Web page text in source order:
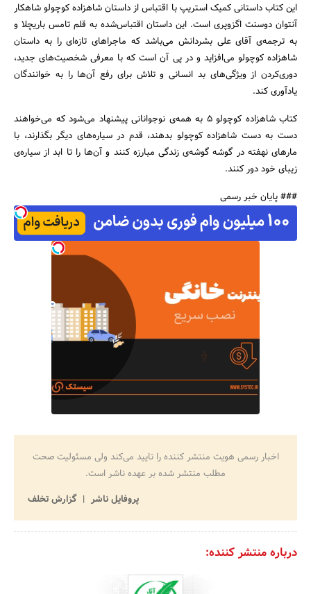
این کتاب داستانی کمیک استریپ با اقتباس از داستان شاهزاده کوچولو شاهکار
آنتوان دوسنت اگزوپری است. این داستان اقتباس‌شده به قلم تامس باریچلا و
به ترجمه‌ی آقای علی بشر‌دانش می‌باشد که ماجراهای تازه‌ای را به داستان
شاهزاده کوچولو می‌افزاید و در پی آن است که با معرفی شخصیت‌های جدید،
دوری‌کردن از ویژگی‌های بد انسانی و تلاش برای رفع آن‌ها را به خوانندگان
یادآوری کند.
کتاب شاهزاده کوچولو ۵ به همه‌ی نوجوانانی پیشنهاد می‌شود که می‌خواهند
دست به دست شاهزاده کوچولو بدهند، قدم در سیاره‌های دیگر بگذارند، با
مارهای نهفته در گوشه‌ گوشه‌ی زندگی‌ مبارزه کنند و آن‌‌ها را تا ابد از سیاره‌ی
زیبای خود دور کنند.
### پایان خبر رسمی
اخبار رسمی هویت منتشر کننده را تایید می‌کند ولی مسئولیت صحت
مطلب منتشر شده بر عهده ناشر است.
پروفایل ناشر
گزارش تخلف
درباره منتشر کننده: